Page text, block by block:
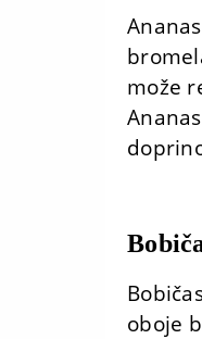
može
oboje